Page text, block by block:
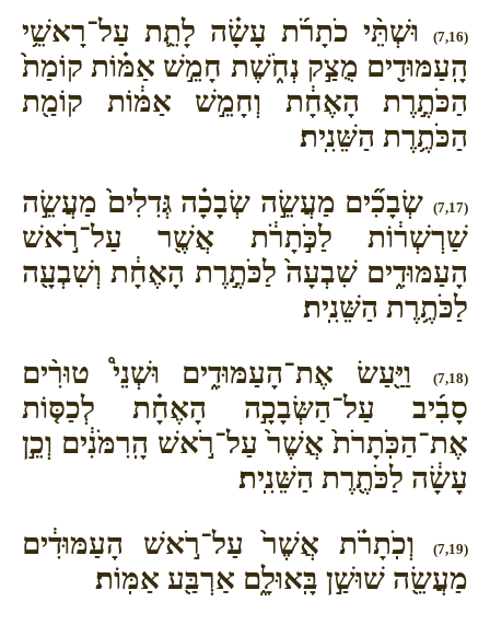
(7,16)
וּשְׁתֵּ֨י כֹתָרֹ֜ת עָשָׂ֗ה לָתֵ֛ת עַל־רָאשֵׁ֥י
הָֽעַמּוּדִ֖ים מֻצַ֣ק נְחֹ֑שֶׁת חָמֵ֣שׁ אַמּ֗וֹת קוֹמַת֙
הַכֹּתֶ֣רֶת הָאֶחָ֔ת וְחָמֵ֣שׁ אַמּ֔וֹת קוֹמַ֖ת
הַכֹּתֶ֥רֶת הַשֵּׁנִֽית׃
(7,17)
שְׂבָכִ֞ים מַעֲשֵׂ֣ה שְׂבָכָ֗ה גְּדִלִים֙ מַעֲשֵׂ֣ה
שַׁרְשְׁר֔וֹת לַכֹּ֣תָרֹ֔ת אֲשֶׁ֖ר עַל־רֹ֣אשׁ
הָעַמּוּדִ֑ים שִׁבְעָה֙ לַכֹּתֶ֣רֶת הָאֶחָ֔ת וְשִׁבְעָ֖ה
לַכֹּתֶ֥רֶת הַשֵּׁנִֽית׃
(7,18)
וַיַּ֖עַשׂ אֶת־הָעַמּוּדִ֑ים וּשְׁנֵי֩ טוּרִ֨ים
סָבִ֜יב עַל־הַשְּׂבָכָ֣ה הָאֶחָ֗ת לְכַסּ֤וֹת
אֶת־הַכֹּֽתָרֹת֙ אֲשֶׁר֙ עַל־רֹ֣אשׁ הָֽרִמֹּנִ֔ים וְכֵ֣ן
עָשָׂ֔ה לַכֹּתֶ֖רֶת הַשֵּׁנִֽית׃
(7,19)
וְכֹֽתָרֹ֗ת אֲשֶׁר֙ עַל־רֹ֣אשׁ הָעַמּוּדִ֔ים
מַעֲשֵׂ֖ה שׁוּשַׁ֣ן בָּֽאוּלָ֑ם אַרְבַּ֖ע אַמּֽוֹת׃